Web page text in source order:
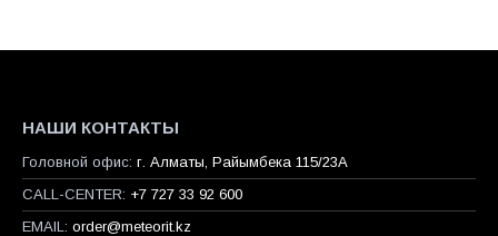
НАШИ КОНТАКТЫ
Головной офис: г. Алматы, Райымбека 115/23A
CALL-CENTER: +7 727 33 92 600
EMAIL: order@meteorit.kz